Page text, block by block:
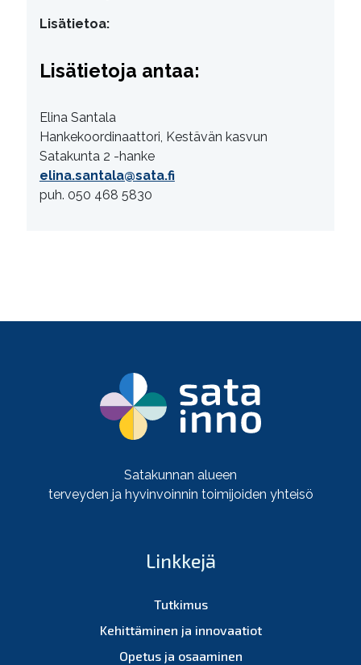
Lisätietoa:
Lisätietoja antaa:
Elina Santala
Hankekoordinaattori, Kestävän kasvun
Satakunta 2 -hanke
elina.santala@sata.fi
puh. 050 468 5830
Satakunnan alueen
terveyden ja hyvinvoinnin toimijoiden yhteisö
Linkkejä
Tutkimus
Kehittäminen ja innovaatiot
Opetus ja osaaminen